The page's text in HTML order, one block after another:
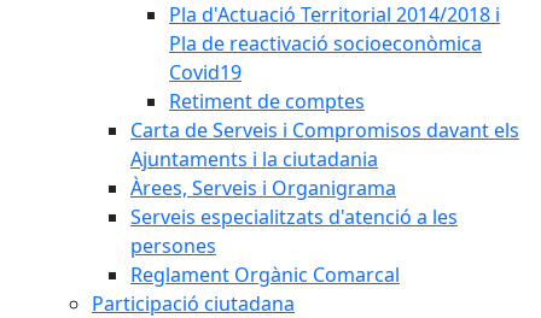
Pla d'Actuació Territorial 2014/2018 i
Pla de reactivació socioeconòmica
Covid19
Retiment de comptes
Carta de Serveis i Compromisos davant els
Ajuntaments i la ciutadania
Àrees, Serveis i Organigrama
Serveis especialitzats d'atenció a les
persones
Reglament Orgànic Comarcal
Participació ciutadana